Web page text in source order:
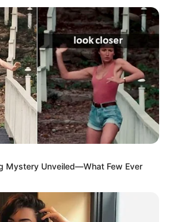
τα
Η επιστήμη θα πρέπει να
ανήκει στους ανθρώπους και
όχι στο Νταβός...
ΠΟΙΟΣ ΣΚΟΤΩΣΕ ΤΟΝ
Mystery Unveiled—What Few Ever